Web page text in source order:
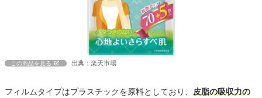
この商品を見る 出典：楽天市場
フィルムタイプはプラスチックを原料としており、 皮脂の吸収力の